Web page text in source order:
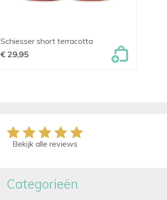
 Snel bekijken
Schiesser short terracotta
€ 29,95
Bekijk alle reviews
Categorieën